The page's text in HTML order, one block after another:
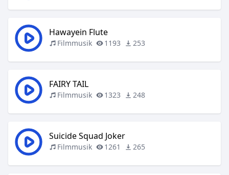
Hawayein Flute
Filmmusik 1193 253
FAIRY TAIL
Filmmusik 1323 248
Suicide Squad Joker
Filmmusik 1261 265